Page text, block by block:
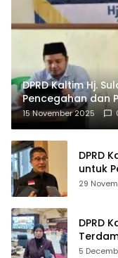
DPRD Kaltim Hj.
Pencegahan dan
15 November 2025
DPRD
untuk
Agama
29
DPRD
Pusat
5